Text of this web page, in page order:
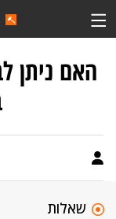
האם ניתן
שאלות